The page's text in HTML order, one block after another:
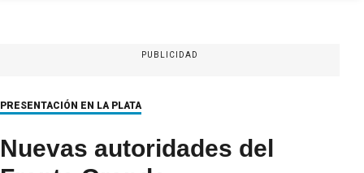
PUBLICIDAD
PRESENTACIÓN EN LA PLATA
Nuevas autoridades del